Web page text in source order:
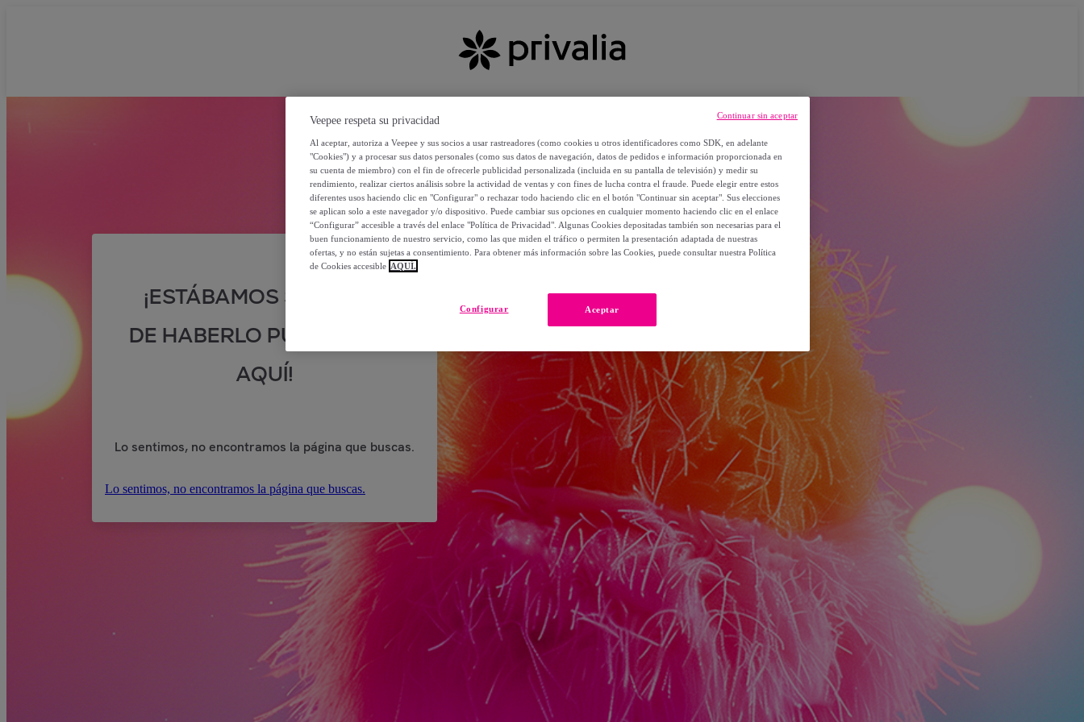
¡ESTÁBAMOS SEGUROS
DE HABERLO PUESTO POR
AQUÍ!
Lo sentimos, no encontramos la página que buscas.
Lo sentimos, no encontramos la página que buscas.
Veepee respeta su privacidad
Al aceptar, autoriza a Veepee y sus socios a usar rastreadores (como cookies u otros identificadores como SDK, en adelante
"Cookies") y a procesar sus datos personales (como sus datos de navegación, datos de pedidos e información proporcionada en
su cuenta de miembro) con el fin de ofrecerle publicidad personalizada (incluida en su pantalla de televisión) y medir su
rendimiento, realizar ciertos análisis sobre la actividad de ventas y con fines de lucha contra el fraude. Puede elegir entre estos
diferentes usos haciendo clic en "Configurar" o rechazar todo haciendo clic en el botón "Continuar sin aceptar". Sus elecciones
se aplican solo a este navegador y/o dispositivo. Puede cambiar sus opciones en cualquier momento haciendo clic en el enlace
“Configurar” accesible a través del enlace "Política de Privacidad". Algunas Cookies depositadas también son necesarias para el
buen funcionamiento de nuestro servicio, como las que miden el tráfico o permiten la presentación adaptada de nuestras
ofertas, y no están sujetas a consentimiento. Para obtener más información sobre las Cookies, puede consultar nuestra Política
de Cookies accesible AQUÍ.
Aceptar
Configurar
Continuar sin aceptar